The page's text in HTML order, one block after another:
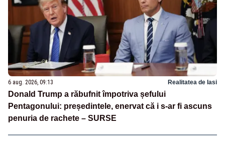
6 aug. 2026, 09:13 Realitatea de Iasi
Donald Trump a răbufnit împotriva șefului
Pentagonului: președintele, enervat că i s-ar fi ascuns
penuria de rachete – SURSE